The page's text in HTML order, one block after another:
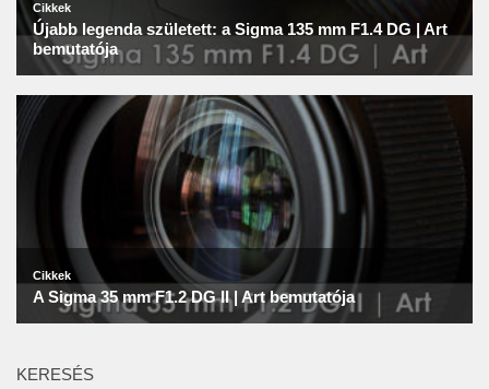
KERESÉS